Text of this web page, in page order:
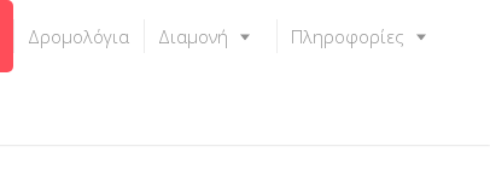
Δρομολόγια Διαμονή Πληροφορίες